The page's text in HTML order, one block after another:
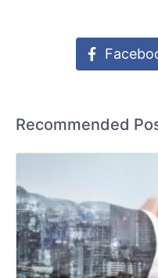
Recommended